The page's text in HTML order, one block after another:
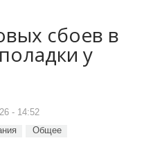
сбоев в
у
- 14:52
Общее